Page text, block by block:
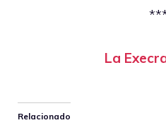
La
Relacionado